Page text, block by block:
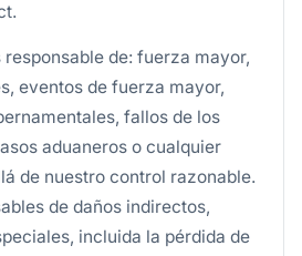
responsable de: fuerza mayor,
eventos de fuerza mayor,
fallos de los
aduaneros o cualquier
de nuestro control razonable.
de daños indirectos,
incluida la pérdida de